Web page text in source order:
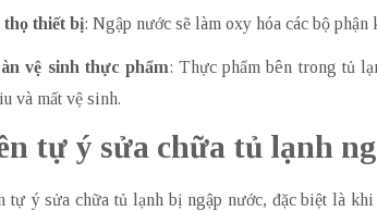
thọ thiết bị: Ngập nước sẽ làm oxy hóa các bộ
vệ sinh thực phẩm: Thực phẩm bên trong tủ
và mất vệ sinh.
tự ý sửa chữa tủ lạnh
tự ý sửa chữa tủ lạnh bị ngập nước, đặc biệt là